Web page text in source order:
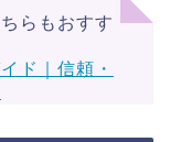
らもおすす
ド｜信頼・